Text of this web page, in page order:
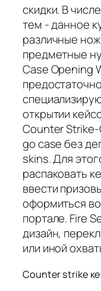
скидки. В
тем - данное
различные
предметные
Case Opening
открытии
Counter Strike-
go case без
skins. Для
распаковать
ввести
оформиться
портале. Fire
дизайн,
или иной
Counter strike